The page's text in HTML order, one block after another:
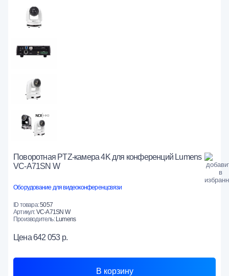
Поворотная PTZ-камера 4K для конференций Lumens
VC-A71SN W
Оборудование для видеоконференцсвязи
ID товара:5057
Артикул:VC-A71SN W
Производитель:Lumens
Цена642 053 р.
В корзину